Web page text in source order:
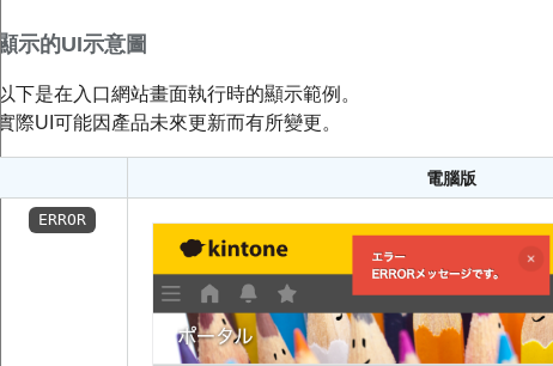
顯示的UI示意圖
以下是在入口網站畫面執行時的顯示範例。
實際UI可能因產品未來更新而有所變更。
電腦版
ERROR